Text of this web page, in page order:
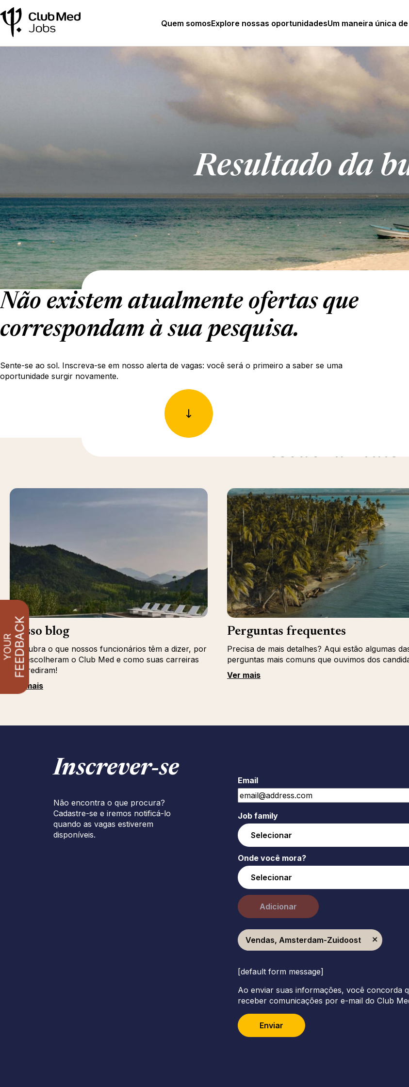
Quem somosExplore nossas oportunidadesUm maneira única
Resultado da
Não existem atualmente ofertas que
correspondam à sua pesquisa.
Sente-se ao sol. Inscreva-se em nosso alerta de vagas: você será o primeiro a saber se uma
oportunidade surgir novamente.
Descubra mais
Nosso blog
Descubra o que nossos funcionários têm a dizer, por
que escolheram o Club Med e como suas carreiras
progrediram!
Ver mais
Perguntas frequentes
Precisa de mais detalhes? Aqui estão algumas
perguntas mais comuns que ouvimos dos
Ver mais
Inscrever‑se
Não encontra o que procura?
Cadastre-se e iremos notificá-lo
quando as vagas estiverem
disponíveis.
Email
Job family
Onde você mora?
Adicionar
Vendas, Amsterdam-Zuidoost
[default form message]
Ao enviar suas informações, você concorda
receber comunicações por e-mail do Club
Enviar